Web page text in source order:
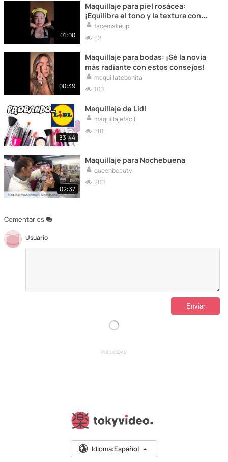
Comentarios
Usuario
01:00
Maquillaje para piel rosácea:
¡Equilibra el tono y la textura con
estos consejos!
facemakeup
52
00:39
Maquillaje para bodas: ¡Sé la novia
más radiante con estos consejos!
maquillatebonita
100
33:44
Maquillaje de Lidl
maquillajefacil
581
02:37
Maquillaje para Nochebuena
queenbeauty
200
PUBLICIDAD
Idioma:Español